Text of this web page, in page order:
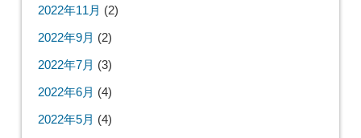
2022年11月 (2)
2022年9月 (2)
2022年7月 (3)
2022年6月 (4)
2022年5月 (4)